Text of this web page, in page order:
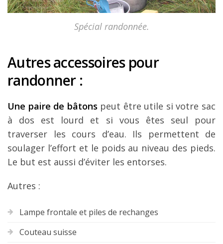
Spécial randonnée.
Autres accessoires pour
randonner :
Une paire de bâtons peut être utile si votre sac
à dos est lourd et si vous êtes seul pour
traverser les cours d’eau. Ils permettent de
soulager l’effort et le poids au niveau des pieds.
Le but est aussi d’éviter les entorses.
Autres :
Lampe frontale et piles de rechanges
Couteau suisse